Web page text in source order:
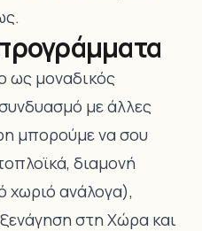
ως μοναδικός
με άλλες
μπορούμε να σου
διαμονή
χωριό ανάλογα),
στη Χώρα και